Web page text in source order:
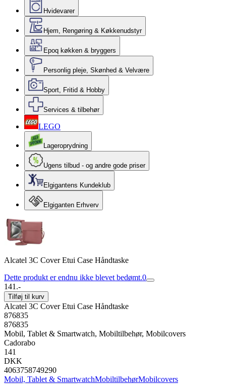
Hvidevarer
Hjem, Rengøring & Køkkenudstyr
Epoq køkken & bryggers
Personlig pleje, Skønhed & Velvære
Sport, Fritid & Hobby
Services & tilbehør
LEGO
Lageroprydning
Ugens tilbud - og andre gode priser
Elgigantens Kundeklub
Elgiganten Erhverv
Alcatel 3C Cover Etui Case Håndtaske
Dette produkt er endnu ikke blevet bedømt.0
141.-
Tilføj til kurv
Alcatel 3C Cover Etui Case Håndtaske
876835
876835
Mobil, Tablet & Smartwatch, Mobiltilbehør, Mobilcovers
Cadorabo
141
DKK
4063758749290
Mobil, Tablet & SmartwatchMobiltilbehørMobilcovers